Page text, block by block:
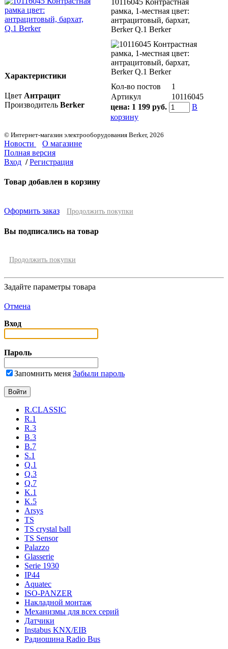
рамка, 1-местная цвет:
антрацитовый, бархат,
Berker Q.1 Berker
Кол-во постов
1
Артикул
10116045
цена: 1 199 руб.
В
корзину
Характеристики
Цвет Антрацит
Производитель Berker
© Интернет-магазин электрооборудования Berker, 2026
Новости
О магазине
Полная версия
Вход / Регистрация
Товар добавлен в корзину
Оформить заказ Продолжить покупки
Вы подписались на товар
Продолжить покупки
Задайте параметры товара
Отмена
Вход
Пароль
Запомнить меня Забыли пароль
R.CLASSIC
R.1
R.3
B.3
B.7
S.1
Q.1
Q.3
Q.7
K.1
K.5
Arsys
TS
TS crystal ball
TS Sensor
Palazzo
Glasserie
Serie 1930
IP44
Aquatec
ISO-PANZER
Накладной монтаж
Механизмы для всех серий
Датчики
Instabus KNX/EIB
Радиошина Radio Bus